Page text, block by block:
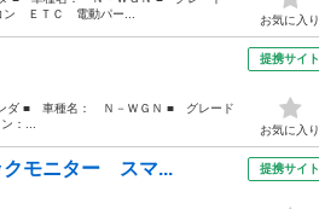
ＥＴＣ 電動パー...
お気に入り
ダ ■ 車種名： Ｎ－ＷＧＮ ■ グレード
：...
提携サイト
お気に入り
モニター スマ... 提携サイト